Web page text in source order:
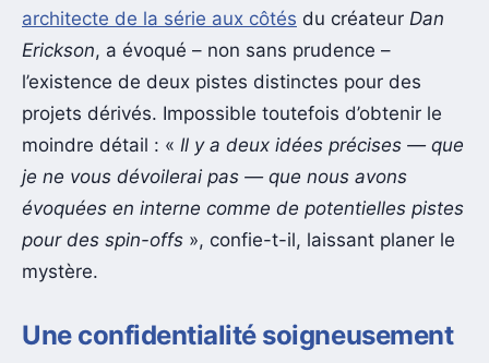
architecte de la série aux côtés du créateur Dan
Erickson, a évoqué – non sans prudence –
l’existence de deux pistes distinctes pour des
projets dérivés. Impossible toutefois d’obtenir le
moindre détail : « Il y a deux idées précises — que
je ne vous dévoilerai pas — que nous avons
évoquées en interne comme de potentielles pistes
pour des spin-offs », confie-t-il, laissant planer le
mystère.
Une confidentialité soigneusement